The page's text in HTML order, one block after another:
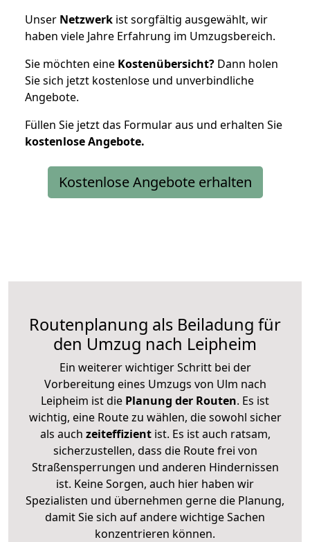
Unser Netzwerk ist sorgfältig ausgewählt, wir
haben viele Jahre Erfahrung im Umzugsbereich.
Sie möchten eine Kostenübersicht? Dann holen
Sie sich jetzt kostenlose und unverbindliche
Angebote.
Füllen Sie jetzt das Formular aus und erhalten Sie
kostenloseAngebote.
Kostenlose Angebote erhalten
Routenplanung als Beiladung für
den Umzug nach Leipheim
Ein weiterer wichtiger Schritt bei der
Vorbereitung eines Umzugs von Ulm nach
Leipheim ist die Planung der Routen. Es ist
wichtig, eine Route zu wählen, die sowohl sicher
als auch zeiteffizientist. Es ist auch ratsam,
sicherzustellen, dass die Route frei von
Straßensperrungen und anderen Hindernissen
ist. Keine Sorgen, auch hier haben wir
Spezialisten und übernehmen gerne die Planung,
damit Sie sich auf andere wichtige Sachen
konzentrieren können.